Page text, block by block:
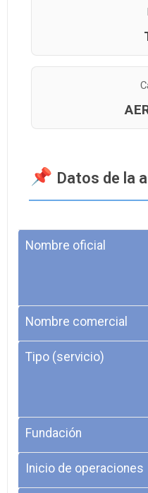
Datos de la
Nombre oficial
Nombre comercial
Tipo (servicio)
Fundación
Inicio de operaciones